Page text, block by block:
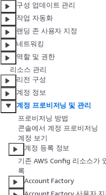
구성 업데이트 관리
작업 자동화
랜딩 존 사용자 지정
네트워킹
역할 및 권한
리소스 관리
리전 구성
계정 정보
계정 프로비저닝 및 관리
프로비저닝 방법
콘솔에서 계정 프로비저닝
계정 보기
계정 등록 정보
기존 AWS Config 리소스가
록
Account Factory